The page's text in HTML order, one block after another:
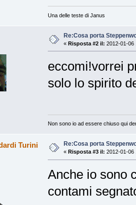
Una delle teste di Janus
Re:Cosa porta
« Risposta #2 il: 2012-01-06
eccomi!vorrei
solo lo spirito
Non sono io ad essere chiuso qui
Turini Re:Cosa porta
« Risposta #3 il: 2012-01-06
Anche io sono
contami